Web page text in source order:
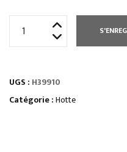
HAUTEUR
400
UGS : H39910
Catégorie :Hotte